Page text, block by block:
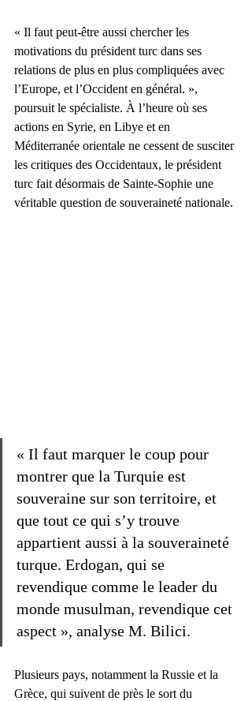
« Il faut peut-être aussi chercher les
motivations du président turc dans ses
relations de plus en plus compliquées avec
l’Europe, et l’Occident en général. »,
poursuit le spécialiste. À l’heure où ses
actions en Syrie, en Libye et en
Méditerranée orientale ne cessent de susciter
les critiques des Occidentaux, le président
turc fait désormais de Sainte-Sophie une
véritable question de souveraineté nationale.
« Il faut marquer le coup pour
montrer que la Turquie est
souveraine sur son territoire, et
que tout ce qui s’y trouve
appartient aussi à la souveraineté
turque. Erdogan, qui se
revendique comme le leader du
monde musulman, revendique cet
aspect », analyse M. Bilici.
Plusieurs pays, notamment la Russie et la
Grèce, qui suivent de près le sort du